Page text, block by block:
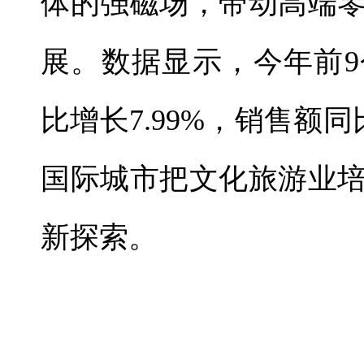
展。数据显示，今年前
比增长7.99%，销售额
国际城市把文化旅游业
新探索。